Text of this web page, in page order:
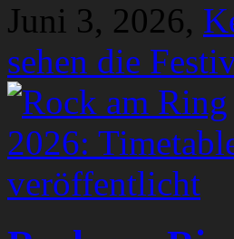
Juni 3, 2026,
sehen die